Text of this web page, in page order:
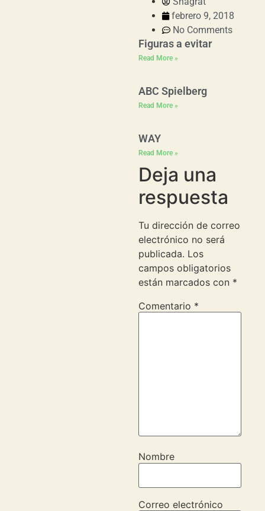
febrero 9, 2018
No Comments
Figuras a evitar
Read More »
ABC Spielberg
Read More »
WAY
Read More »
Deja una
respuesta
Tu dirección de correo
electrónico no será
publicada. Los
campos obligatorios
están marcados con *
Comentario *
Nombre
Correo electrónico